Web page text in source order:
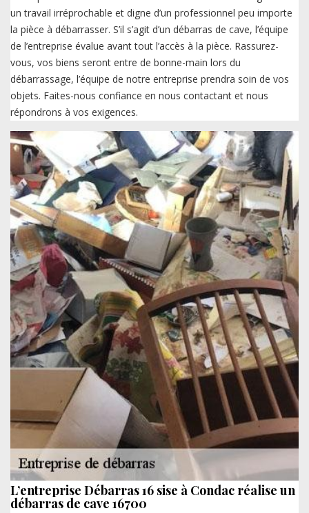
un travail irréprochable et digne d’un professionnel peu importe
la pièce à débarrasser. S’il s’agit d’un débarras de cave, l’équipe
de l’entreprise évalue avant tout l’accès à la pièce. Rassurez-
vous, vos biens seront entre de bonne-main lors du
débarrassage, l’équipe de notre entreprise prendra soin de vos
objets. Faites-nous confiance en nous contactant et nous
répondrons à vos exigences.
L’entreprise Débarras 16 sise à Condac réalise un
débarras de cave 16700